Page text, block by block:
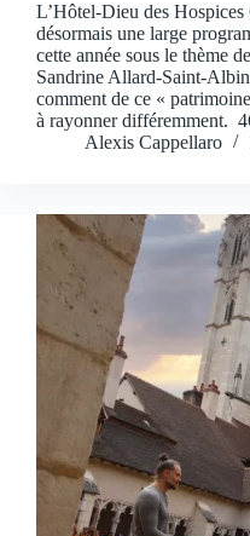
L’Hôtel-Dieu des
désormais une large
cette année sous le thème
Sandrine Allard-Saint-
comment de ce «
à rayonner différemment.
Alexis Cappellaro